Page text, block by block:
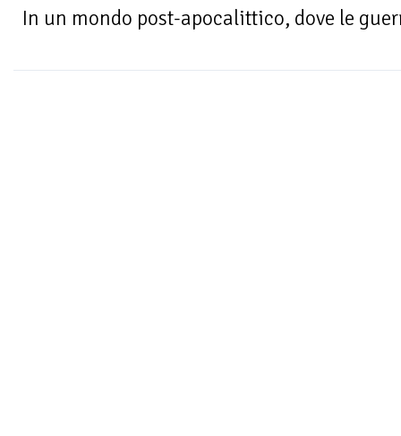
In un mondo post-apocalittico, dove le